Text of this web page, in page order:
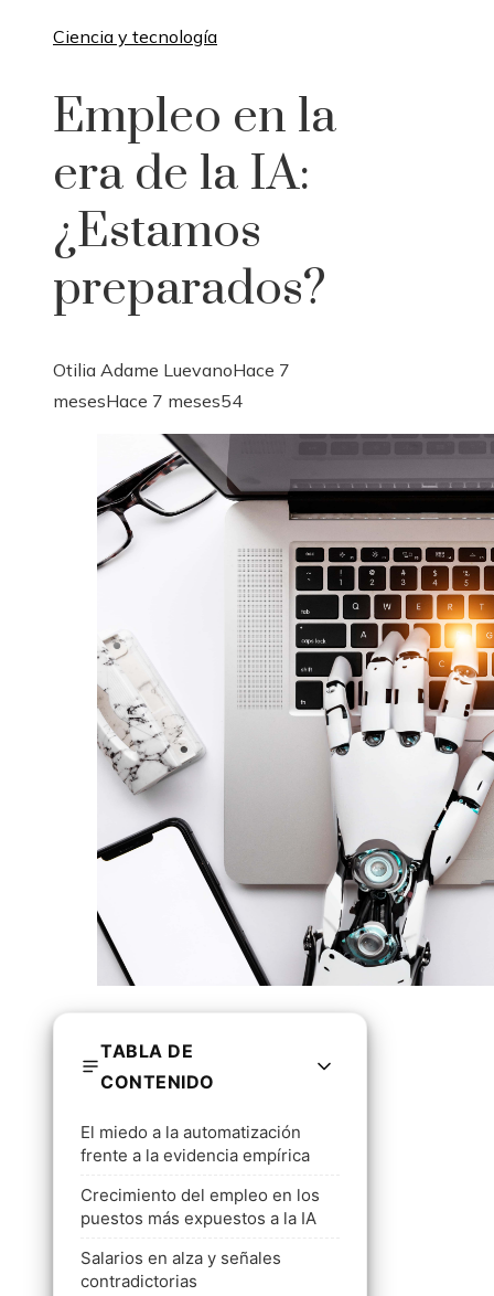
Ciencia y tecnología
Empleo en la
era de la IA:
¿Estamos
preparados?
Otilia Adame LuevanoHace 7
mesesHace 7 meses54
TABLA DE
CONTENIDO
El miedo a la automatización
frente a la evidencia empírica
Crecimiento del empleo en los
puestos más expuestos a la IA
Salarios en alza y señales
contradictorias